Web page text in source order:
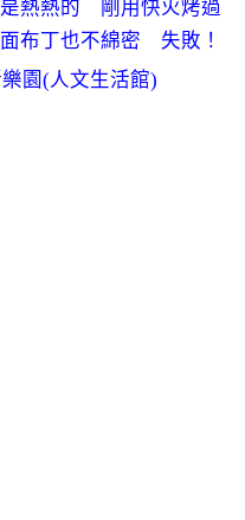
熱熱的 剛用快火烤過
布丁也不綿密 失敗！